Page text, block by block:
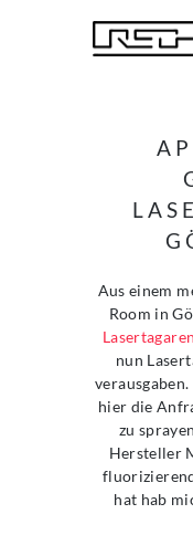
Aus einem
Room in
nun
hier die
zu
Hersteller
hat hab